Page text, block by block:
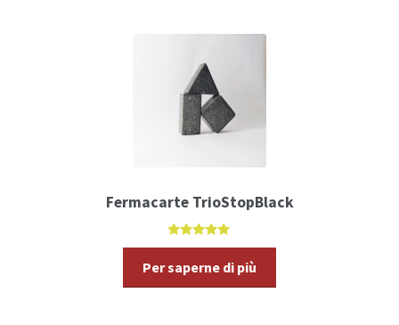
Fermacarte TrioStopBlack
5.00di 5
Per saperne di più